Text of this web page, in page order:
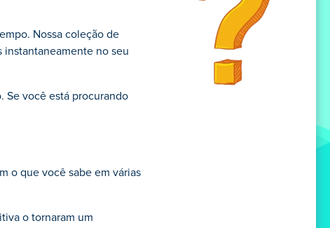
Nossa coleção de
no seu
Se você está procurando
o que você sabe em várias
o tornaram um